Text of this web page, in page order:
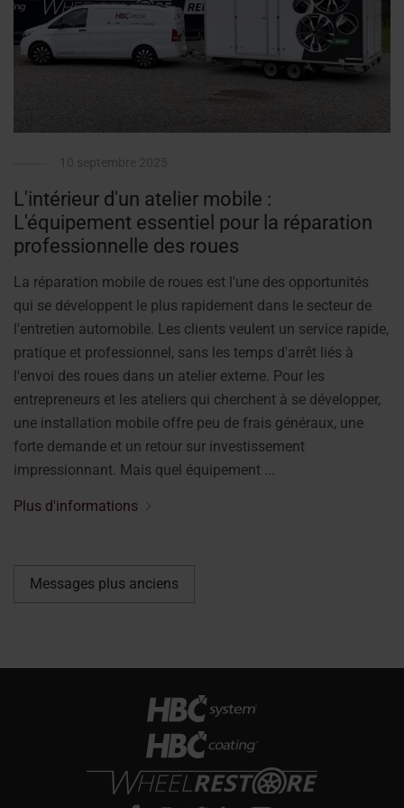
L'intérieur d'un atelier mobile :
L'équipement essentiel pour la réparation
professionnelle des roues
La réparation mobile de roues est l'une des opportunités
qui se développent le plus rapidement dans le secteur de
l'entretien automobile. Les clients veulent un service rapide,
pratique et professionnel, sans les temps d'arrêt liés à
l'envoi des roues dans un atelier externe. Pour les
entrepreneurs et les ateliers qui cherchent à se développer,
une installation mobile offre peu de frais généraux, une
forte demande et un retour sur investissement
impressionnant. Mais quel équipement ...
Plus d'informations
Messages plus anciens